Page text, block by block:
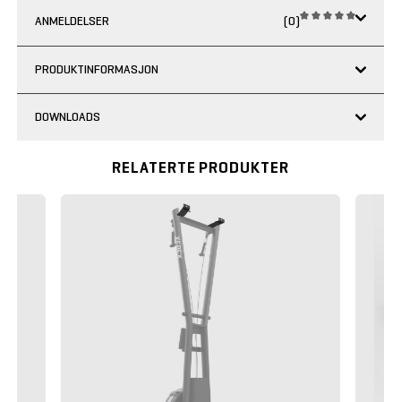
ANMELDELSER (0)
PRODUKTINFORMASJON
DOWNLOADS
RELATERTE PRODUKTER